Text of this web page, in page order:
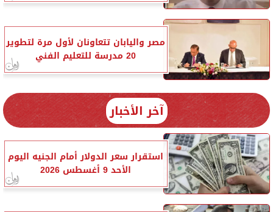
مصر واليابان تتعاونان لأول مرة لتطوير
20 مدرسة للتعليم الفني
آخر الأخبار
استقرار سعر الدولار أمام الجنيه اليوم
الأحد 9 أغسطس 2026